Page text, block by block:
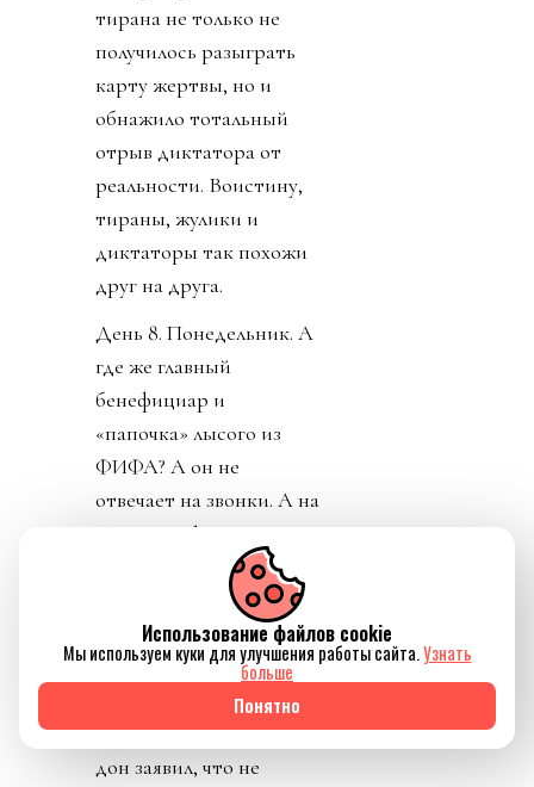
тирана не только не
получилось разыграть
карту жертвы, но и
обнажило тотальный
отрыв диктатора от
реальности. Воистину,
тираны, жулики и
диктаторы так похожи
друг на друга.
День 8. Понедельник. А
где же главный
бенефициар и
«папочка» лысого из
ФИФА? А он не
отвечает на звонки. А на
пресс-конференции
заседатель в белом доме
срочно перестал
понимать, о ком идет
речь, когда его спросили
о лысом корешке.
Картинно вспомнив,
дон заявил, что не
Использование файлов cookie
Мы используем куки для улучшения работы сайта.Узнать
больше
Понятно